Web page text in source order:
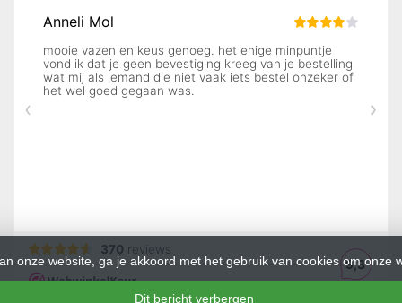
onze website, ga je akkoord met het gebruik van cookies om onze
Dit bericht verbergen